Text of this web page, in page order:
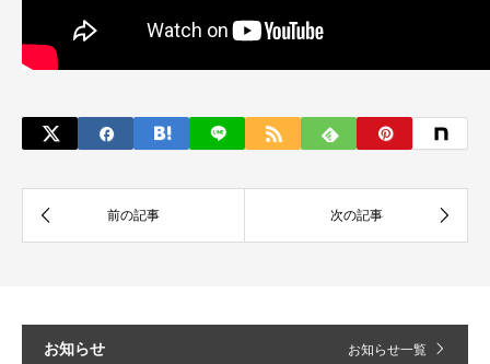
お知らせ お知らせ一覧